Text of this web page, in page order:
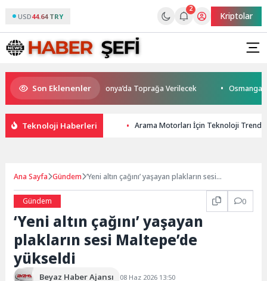
USD44.64 TRY
2
Kriptolar
Son Eklenenler
Kaybetti: Kuzey Makedonya’da Toprağa Verilecek
Teknoloji Haberleri Arama Motorları İçin Teknoloji
Ana Sayfa Gündem ‘Yeni altın çağını’ yaşayan plakların sesi
Gündem
0
‘Yeni altın çağını’ yaşayan
plakların sesi Maltepe’de
yükseldi
Beyaz Haber Ajansı
08 Haz 2026 13:50